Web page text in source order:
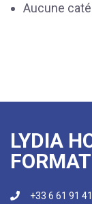
Aucune
LYDIA
+33 6 61 91